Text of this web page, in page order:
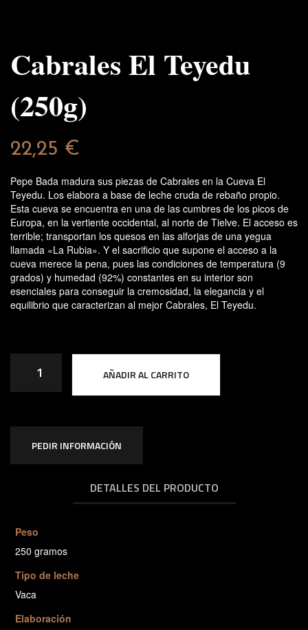
Cabrales El Teyedu
(250g)
22,25 €
Pepe Bada madura sus piezas de Cabrales en la Cueva El
Teyedu. Los elabora a base de leche cruda de rebaño propio.
Esta cueva se encuentra en una de las cumbres de los picos de
Europa, en la vertiente occidental, al norte de Tielve. El acceso es
terrible; transportan los quesos en las alforjas de una yegua
llamada «La Rubia». Y el sacrificio que supone el acceso a la
cueva merece la pena, pues las condiciones de temperatura (9
grados) y humedad (92%) constantes en su interior son
esenciales para conseguir la cremosidad, la elegancia y el
equilibrio que caracterizan al mejor Cabrales, El Teyedu.
AÑADIR AL CARRITO
PEDIR INFORMACIÓN
DETALLES DEL PRODUCTO
Peso
250 gramos
Tipo de leche
Vaca
Elaboración